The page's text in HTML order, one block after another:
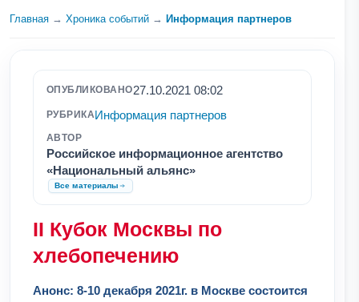
Главная → Хроника событий → Информация партнеров
ОПУБЛИКОВАНО27.10.2021 08:02
РУБРИКАИнформация партнеров
АВТОР
Российское информационное агентство
«Национальный альянс»
Все материалы
II Кубок Москвы по
хлебопечению
Анонс: 8-10 декабря 2021г. в Москве состоится